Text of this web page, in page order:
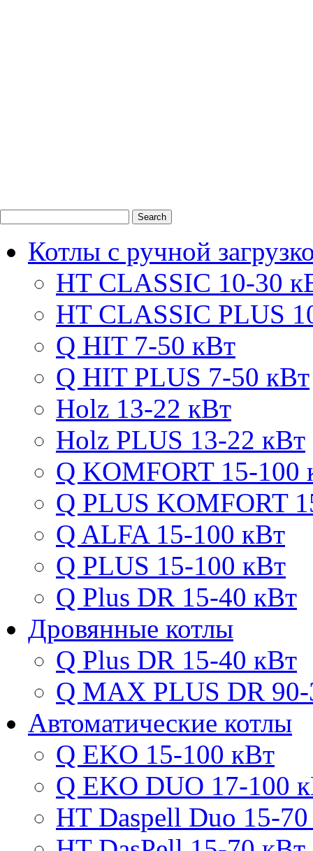
Котлы с ручной
HT CLASSIC 10-30
HT CLASSIC PLUS
Q HIT 7-50 кВт
Q HIT PLUS 7-50 кВт
Holz 13-22 кВт
Holz PLUS 13-22 кВт
Q KOMFORT 15-100
Q PLUS KOMFORT
Q ALFA 15-100 кВт
Q PLUS 15-100 кВт
Q Plus DR 15-40 кВт
Дровянные котлы
Q Plus DR 15-40 кВт
Q MAX PLUS DR
Автоматические котлы
Q EKO 15-100 кВт
Q EKO DUO 17-100
HT Daspell Duo 15-